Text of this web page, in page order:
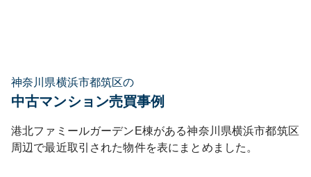
神奈川県横浜市都筑区の
中古マンション売買事例
港北ファミールガーデンE棟がある神奈川県横浜市都筑区
周辺で最近取引された物件を表にまとめました。